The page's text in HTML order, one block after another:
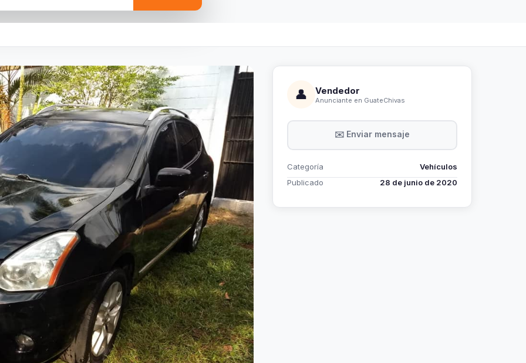
👤 Vendedor
Anunciante en GuateChivas
✉️ Enviar mensaje
Categoría
Vehículos
Publicado
28 de junio de 2020